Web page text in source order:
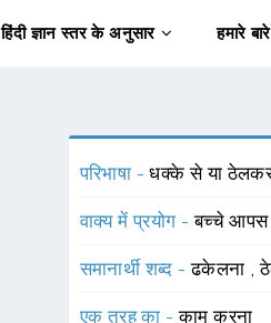
हिंदी ज्ञान स्तर के अनुसार हमारे
परिभाषा -धक्के से या ठेलकर
वाक्य में प्रयोग -बच्चे
समानार्थी शब्द -ढकेलना ,
एक तरह का -काम करना